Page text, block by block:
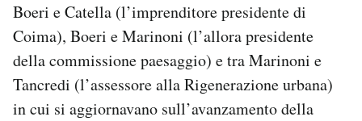
Boeri e Catella (l’imprenditore presidente di
Coima), Boeri e Marinoni (l’allora presidente
della commissione paesaggio) e tra Marinoni e
Tancredi (l’assessore alla Rigenerazione urbana)
in cui si aggiornavano sull’avanzamento della